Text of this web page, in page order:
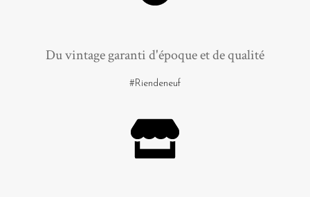
Du vintage garanti d'époque et de qualité
#Riendeneuf